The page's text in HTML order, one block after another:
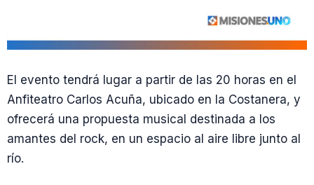
El evento tendrá lugar a partir de las 20 horas en el
Anfiteatro Carlos Acuña, ubicado en la Costanera, y
ofrecerá una propuesta musical destinada a los
amantes del rock, en un espacio al aire libre junto al
río.